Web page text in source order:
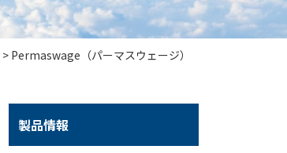
> Permaswage（パーマスウェージ）
製品情報